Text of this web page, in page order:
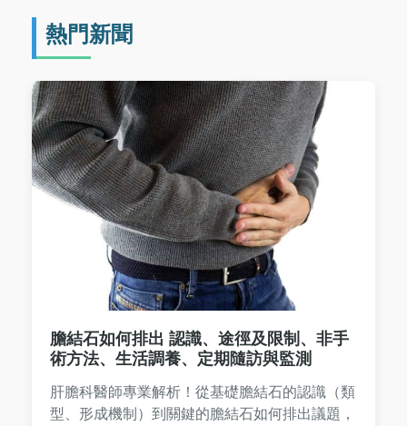
熱門新聞
膽結石如何排出 認識、途徑及限制、非手
術方法、生活調養、定期隨訪與監測
肝膽科醫師專業解析！從基礎‌膽結石的認識‌（類
型、形成機制）到關鍵的‌膽結石如何排出‌議題，